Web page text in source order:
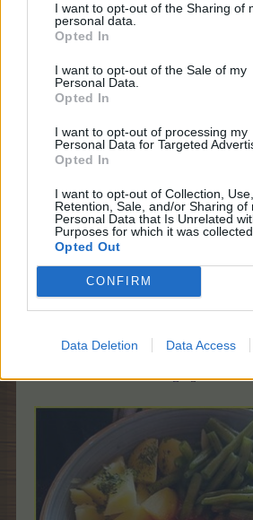
I want to opt-out of the Sharing of
personal data.
Opted In
I want to opt-out of the Sale of my
Personal Data.
Opted In
I want to opt-out of processing my
Personal Data for Targeted
Opted In
I want to opt-out of Collection, Use,
Retention, Sale, and/or Sharing of
Personal Data that Is Unrelated
Purposes for which it was collected.
Opted Out
CONFIRM
Data Deletion Data Access
Das freut ,mich das es Dir wieder
Leider ist ,bei diesen
ums Leben gekommen und viele
Lasst, es euch
29 Grad, haben wir, es ist sehr